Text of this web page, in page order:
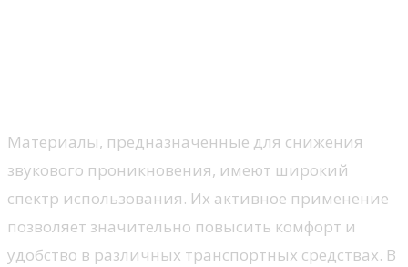
Материалы, предназначенные для снижения
звукового проникновения, имеют широкий
спектр использования. Их активное применение
позволяет значительно повысить комфорт и
удобство в различных транспортных средствах. В